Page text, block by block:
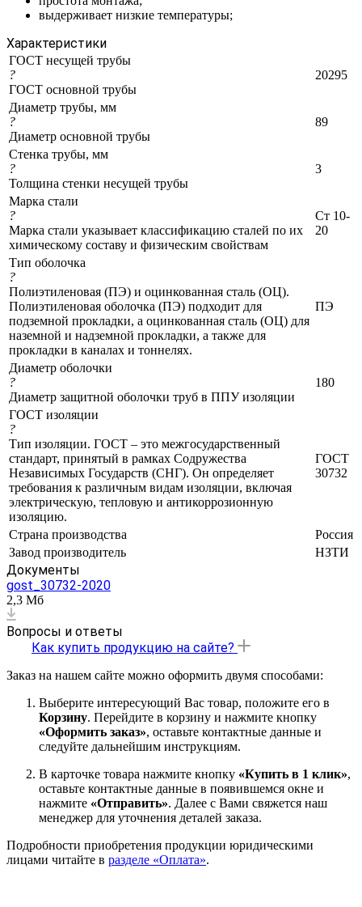
выдерживает низкие температуры;
Характеристики
ГОСТ несущей трубы
?
ГОСТ основной трубы
20295
Диаметр трубы, мм
?
Диаметр основной трубы
89
Стенка трубы, мм
?
Толщина стенки несущей трубы
3
Марка стали
?
Марка стали указывает классификацию сталей по их
химическому составу и физическим свойствам
Ст 10-
20
Тип оболочка
?
Полиэтиленовая (ПЭ) и оцинкованная сталь (ОЦ).
Полиэтиленовая оболочка (ПЭ) подходит для
подземной прокладки, а оцинкованная сталь (ОЦ) для
наземной и надземной прокладки, а также для
прокладки в каналах и тоннелях.
ПЭ
Диаметр оболочки
?
Диаметр защитной оболочки труб в ППУ изоляции
180
ГОСТ изоляции
?
Тип изоляции. ГОСТ – это межгосударственный
стандарт, принятый в рамках Содружества
Независимых Государств (СНГ). Он определяет
требования к различным видам изоляции, включая
электрическую, тепловую и антикоррозионную
изоляцию.
ГОСТ
30732
Страна производства
Россия
Завод производитель
НЗТИ
Документы
gost_30732-2020
2,3 Мб
Вопросы и ответы
Как купить продукцию на сайте?
Заказ на нашем сайте можно оформить двумя способами:
Выберите интересующий Вас товар, положите его в
Корзину. Перейдите в корзину и нажмите кнопку
«Оформить заказ», оставьте контактные данные и
следуйте дальнейшим инструкциям.
В карточке товара нажмите кнопку «Купить в 1 клик»,
оставьте контактные данные в появившемся окне и
нажмите «Отправить». Далее с Вами свяжется наш
менеджер для уточнения деталей заказа.
Подробности приобретения продукции юридическими
лицами читайте в разделе «Оплата».